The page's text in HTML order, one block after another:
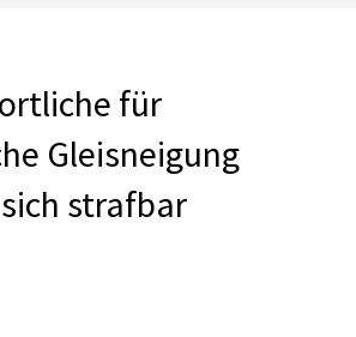
für
Gleisneigung
strafbar